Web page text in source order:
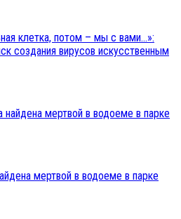
клетка, потом – мы с вами…»:
создания вирусов искусственным
мертвой в водоеме в парке